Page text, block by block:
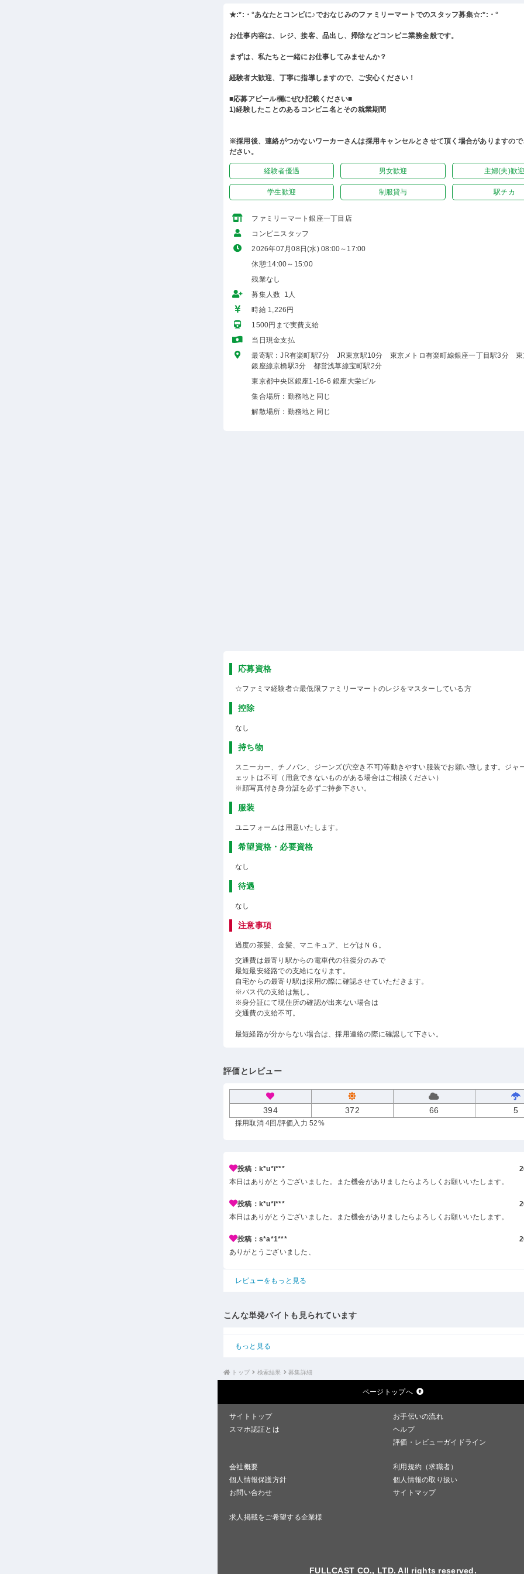
★:*:・°あなたとコンビに♪でおなじみのファミリーマートでのスタッフ募集☆:*:・°
お仕事内容は、レジ、接客、品出し、掃除などコンビニ業務全般です。
まずは、私たちと一緒にお仕事してみませんか？
経験者大歓迎、丁寧に指導しますので、ご安心ください！
■応募アピール欄にぜひ記載ください■
1)経験したことのあるコンビニ名とその就業期間
※採用後、連絡がつかないワーカーさんは採用キャンセルとさせて頂く場合がありますので
ださい。
経験者優遇 男女歓迎 主婦(夫)歓迎
学生歓迎 制服貸与 駅チカ
ファミリーマート銀座一丁目店
コンビニスタッフ
2026年07月08日(水) 08:00～17:00
休憩:14:00～15:00
残業なし
募集人数 1人
時給 1,226円
1500円まで実費支給
当日現金支払
最寄駅：JR有楽町駅7分 JR東京駅10分 東京メトロ有楽町線銀座一丁目駅3分 東
銀座線京橋駅3分 都営浅草線宝町駅2分
東京都中央区銀座1-16-6 銀座大栄ビル
集合場所：勤務地と同じ
解散場所：勤務地と同じ
応募資格
☆ファミマ経験者☆最低限ファミリーマートのレジをマスターしている方
控除
なし
持ち物
スニーカー、チノパン、ジーンズ(穴空き不可)等動きやすい服装でお願い致します。ジャ
ェットは不可（用意できないものがある場合はご相談ください）
※顔写真付き身分証を必ずご持参下さい。
服装
ユニフォームは用意いたします。
希望資格・必要資格
なし
待遇
なし
注意事項
過度の茶髪、金髪、マニキュア、ヒゲはＮＧ。
交通費は最寄り駅からの電車代の往復分のみで
最短最安経路での支給になります。
自宅からの最寄り駅は採用の際に確認させていただきます。
※バス代の支給は無し。
※身分証にて現住所の確認が出来ない場合は
交通費の支給不可。
最短経路が分からない場合は、採用連絡の際に確認して下さい。
評価とレビュー
394 372 66 5
採用取消 4回 /評価入力 52%
投稿：k*u*i***
本日はありがとうございました。また機会がありましたらよろしくお願いいたします。
投稿：k*u*i***
本日はありがとうございました。また機会がありましたらよろしくお願いいたします。
投稿：s*a*1***
ありがとうございました、
レビューをもっと見る
こんな単発バイトも見られています
もっと見る
トップ 検索結果 募集詳細
ページトップへ
サイトトップ
お手伝いの流れ
スマホ認証とは
ヘルプ
評価・レビューガイドライン
会社概要
利用規約（求職者）
個人情報保護方針
個人情報の取り扱い
お問い合わせ
サイトマップ
求人掲載をご希望する企業様
FULLCAST CO., LTD. All rights reserved.